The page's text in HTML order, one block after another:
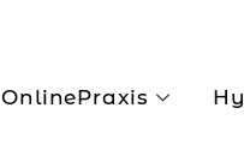
OnlinePraxis